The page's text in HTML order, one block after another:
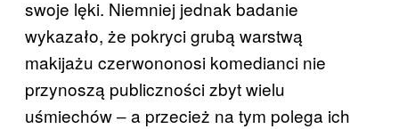
swoje lęki. Niemniej jednak badanie
wykazało, że pokryci grubą warstwą
makijażu czerwononosi komedianci nie
przynoszą publiczności zbyt wielu
uśmiechów ‒ a przecież na tym polega ich